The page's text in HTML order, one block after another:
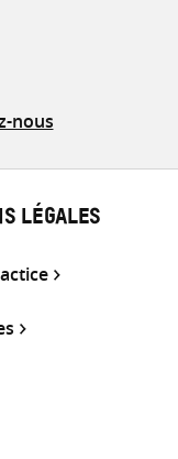
nous
LÉGALES